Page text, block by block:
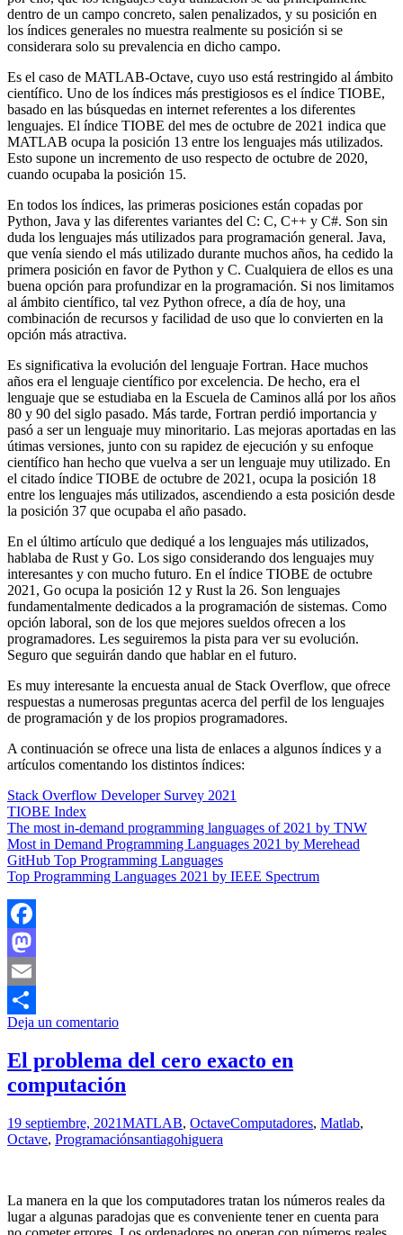
dentro de un campo concreto, salen penalizados, y su posición en
los índices generales no muestra realmente su posición si se
considerara solo su prevalencia en dicho campo.
Es el caso de MATLAB-Octave, cuyo uso está restringido al ámbito
científico. Uno de los índices más prestigiosos es el índice TIOBE,
basado en las búsquedas en internet referentes a los diferentes
lenguajes. El índice TIOBE del mes de octubre de 2021 indica que
MATLAB ocupa la posición 13 entre los lenguajes más utilizados.
Esto supone un incremento de uso respecto de octubre de 2020,
cuando ocupaba la posición 15.
En todos los índices, las primeras posiciones están copadas por
Python, Java y las diferentes variantes del C: C, C++ y C#. Son sin
duda los lenguajes más utilizados para programación general. Java,
que venía siendo el más utilizado durante muchos años, ha cedido la
primera posición en favor de Python y C. Cualquiera de ellos es una
buena opción para profundizar en la programación. Si nos limitamos
al ámbito científico, tal vez Python ofrece, a día de hoy, una
combinación de recursos y facilidad de uso que lo convierten en la
opción más atractiva.
Es significativa la evolución del lenguaje Fortran. Hace muchos
años era el lenguaje científico por excelencia. De hecho, era el
lenguaje que se estudiaba en la Escuela de Caminos allá por los años
80 y 90 del siglo pasado. Más tarde, Fortran perdió importancia y
pasó a ser un lenguaje muy minoritario. Las mejoras aportadas en las
útimas versiones, junto con su rapidez de ejecución y su enfoque
científico han hecho que vuelva a ser un lenguaje muy utilizado. En
el citado índice TIOBE de octubre de 2021, ocupa la posición 18
entre los lenguajes más utilizados, ascendiendo a esta posición desde
la posición 37 que ocupaba el año pasado.
En el último artículo que dediqué a los lenguajes más utilizados,
hablaba de Rust y Go. Los sigo considerando dos lenguajes muy
interesantes y con mucho futuro. En el índice TIOBE de octubre
2021, Go ocupa la posición 12 y Rust la 26. Son lenguajes
fundamentalmente dedicados a la programación de sistemas. Como
opción laboral, son de los que mejores sueldos ofrecen a los
programadores. Les seguiremos la pista para ver su evolución.
Seguro que seguirán dando que hablar en el futuro.
Es muy interesante la encuesta anual de Stack Overflow, que ofrece
respuestas a numerosas preguntas acerca del perfil de los lenguajes
de programación y de los propios programadores.
A continuación se ofrece una lista de enlaces a algunos índices y a
artículos comentando los distintos índices:
Stack Overflow Developer Survey 2021
TIOBE Index
The most in-demand programming languages of 2021 by TNW
Most in Demand Programming Languages 2021 by Merehead
GitHub Top Programming Languages
Top Programming Languages 2021 by IEEE Spectrum
Facebook
Mastodon
Email
Compartir
Deja un comentario
El problema del cero exacto en
computación
19 septiembre, 2021MATLAB, OctaveComputadores, Matlab,
Octave, Programaciónsantiagohiguera
La manera en la que los computadores tratan los números reales da
lugar a algunas paradojas que es conveniente tener en cuenta para